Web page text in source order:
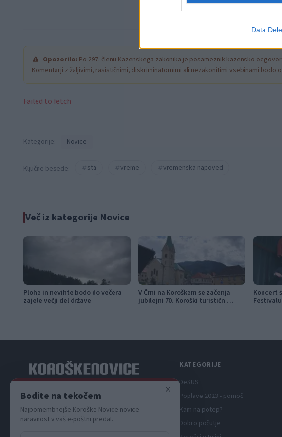
Data
Opozorilo: Po 297. členu Kazenskega zakonika je posameznik kazensko
Komentarji z žaljivimi, rasističnimi, diskriminatornimi ali nezakonitimi vsebinami bodo
Failed to fetch
Kategorije: Novice
Ključne besede: sta vreme vremenska napoved
Več iz kategorije Novice
Plohe in nevihte bodo do večera
zajele večji del države
V Črni na Koroškem se začenja
jubilejni 70. Koroški turistični
Koncert
KATEGORIJE
DeSUS
Poplave 2023 - pomoč
Kam na potep?
Dobro počutje
×
Bodite na tekočem
Najpomembnejše Koroške Novice novice
naravnost v vaš e-poštni predal.